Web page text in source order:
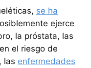
se ha
ejerce
la próstata, las
el riesgo de
las enfermedades